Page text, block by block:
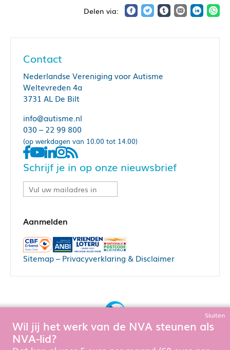
Contact
Nederlandse Vereniging voor Autisme
Weltevreden 4a
3731 AL De Bilt
info@autisme.nl
030 – 22 99 800
(op werkdagen van 10.00 tot 14.00)
Schrijf je in op onze nieuwsbrief
Sitemap– Privacyverklaring & Disclaimer
Om de website goed te laten functioneren en te verbeteren
Sluiten
Wil jij het werk van de NVA steunen als
NVA-lid?